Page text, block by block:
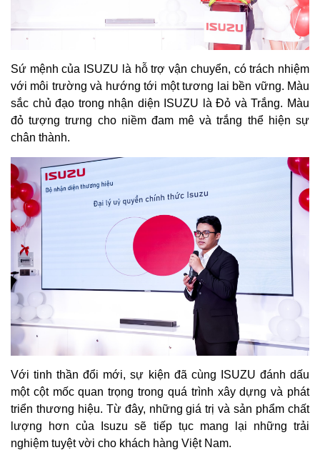
Sứ mệnh của ISUZU là hỗ trợ vận chuyển, có trách nhiệm
với môi trường và hướng tới một tương lai bền vững. Màu
sắc chủ đạo trong nhận diện ISUZU là Đỏ và Trắng. Màu
đỏ tượng trưng cho niềm đam mê và trắng thể hiện sự
chân thành.
Với tinh thần đổi mới, sự kiện đã cùng ISUZU đánh dấu
một cột mốc quan trọng trong quá trình xây dựng và phát
triển thương hiệu. Từ đây, những giá trị và sản phẩm chất
lượng hơn của Isuzu sẽ tiếp tục mang lại những trải
nghiệm tuyệt vời cho khách hàng Việt Nam.